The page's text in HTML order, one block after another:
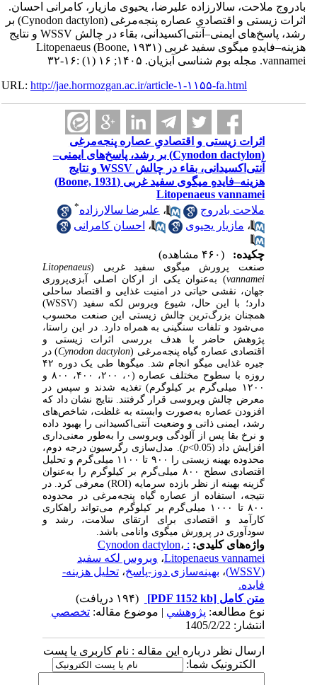
بادروج ملاحت، سالارزاده علیرضا، یحیوی مازیار، کامرانی احسان.
اثرات زیستی و اقتصادیِ عصاره پنجه‌مرغی (Cynodon dactylon) بر
رشد، پاسخ‌های ایمنی–آنتی‌اکسیدانی، بقاء در چالش WSSV و نتایج
هزینه–فایدهِ میگوی سفید غربی (Boone, ۱۹۳۱) Litopenaeus
vannamei. مجله بوم شناسی آبزیان. ۱۴۰۵; ۱۶ (۱) :۱۶-۳۲
URL:http://jae.hormozgan.ac.ir/article-۱-۱۱۵۵-fa.html
اثرات زیستی و اقتصادیِ عصاره پنجه‌مرغی
(Cynodon dactylon) بر رشد، پاسخ‌های ایمنی–
آنتی‌اکسیدانی، بقاء در چالش WSSV و نتایج
هزینه–فایدهِ میگوی سفید غربی (Boone, 1931)
Litopenaeus vannamei
ملاحت بادروج
،علیرضا سالارزاده*
،مازیار یحیوی ،احسان کامرانی
چکیده:
صنعت پرورش میگوی سفید غربی (
Litopenaeus
vannamei) به‌عنوان یکی از ارکان اصلی آبزی‌پروری
جهان، نقشی حیاتی در امنیت غذایی و اقتصاد ساحلی
دارد؛ با این حال، شیوع ویروس لکه سفید (WSSV)
همچنان بزرگ‌ترین چالش زیستی این صنعت محسوب
می‌شود و تلفات سنگینی به همراه دارد. در این راستا،
پژوهش حاضر با هدف بررسی اثرات زیستی و
اقتصادی عصاره گیاه پنجه‌مرغی (Cynodon dactylon) در
جیره غذایی میگو انجام شد. میگوها طی یک دوره ۴۲
روزه با سطوح مختلف عصاره (۰، ۲۰۰، ۴۰۰، ۸۰۰ و
۱۲۰۰ میلی‌گرم بر کیلوگرم) تغذیه شدند و سپس در
معرض چالش ویروسی قرار گرفتند. نتایج نشان داد که
افزودن عصاره به‌صورت وابسته به غلظت، شاخص‌های
رشد، ایمنی ذاتی و وضعیت آنتی‌اکسیدانی را بهبود داده
و نرخ بقا پس از آلودگی ویروسی را به‌طور معنی‌داری
افزایش داد (0.05>
p). مدل‌سازی رگرسیون درجه دوم،
محدوده بهینه زیستی را ۹۰۰ تا ۱۱۰۰ میلی‌گرم و تحلیل
اقتصادی سطح ۸۰۰ میلی‌گرم بر کیلوگرم را به‌عنوان
گزینه بهینه از نظر بازده سرمایه (ROI) معرفی کرد. در
نتیجه، استفاده از عصاره گیاه پنجه‌مرغی در محدوده
۸۰۰ تا ۱۰۰۰ میلی‌گرم بر کیلوگرم می‌تواند راهکاری
کارآمد و اقتصادی برای ارتقای سلامت، رشد و
سودآوری در پرورش میگوی وانامی باشد.
واژه‌های کلیدی:: Cynodon dactylon ،
Litopenaeus vannamei،ویروس لکه سفید
،بهینه‌سازی دوز-پاسخ،تحلیل هزینه-
فایده.
متن کامل[PDF 1152 kb]
نوع مطالعه:پژوهشي| موضوع مقاله:تخصصي
انتشار: 1405/2/22
ارسال نظر درباره این مقاله : نام کاربری یا پست
الکترونیک شما: